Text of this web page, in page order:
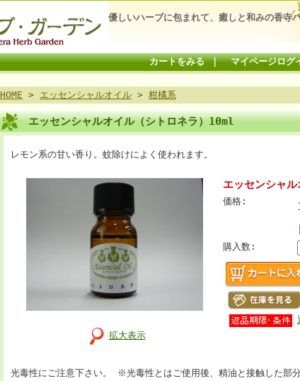
優しいハーブに包まれて、癒しと和みの香寺
カートをみる｜ マイページログ
HOME > エッセンシャルオイル > 柑橘系
エッセンシャルオイル（シトロネラ）10ml
レモン系の甘い香り。蚊除けによく使われます。
拡大表示
エッセンシャ
価格:
購入数:
光毒性にご注意下さい。 ※光毒性とはご使用後、精油と接触した部